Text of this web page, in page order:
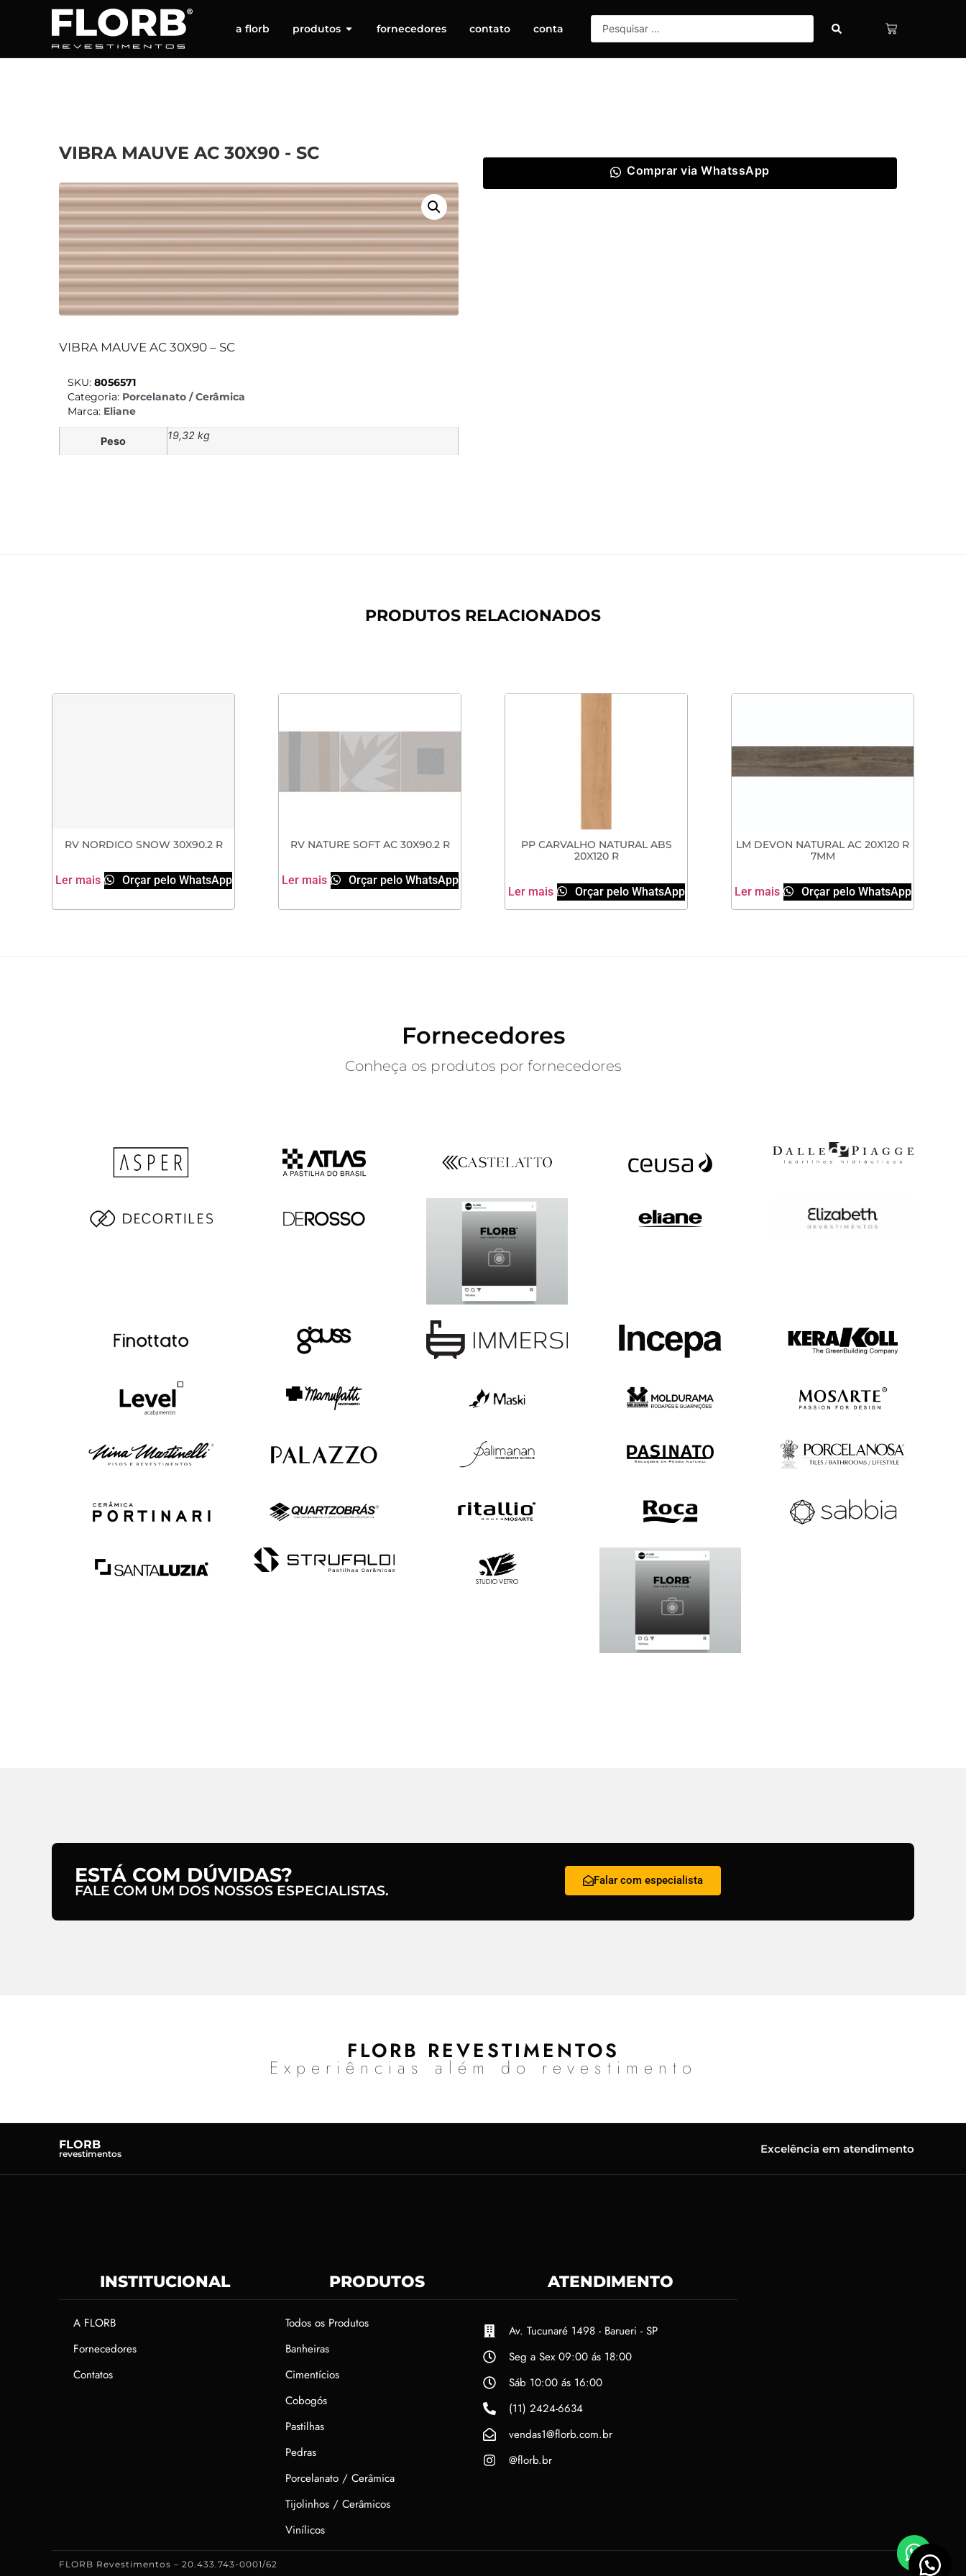
a florb produtos fornecedores contato conta
VIBRA MAUVE AC 30X90 - SC
VIBRA MAUVE AC 30X90 – SC
SKU: 8056571
Categoria: Porcelanato / Cerâmica
Marca: Eliane
Peso 19,32 kg
Comprar via WhatssApp
PRODUTOS RELACIONADOS
RV NORDICO SNOW 30X90.2 R
Ler mais Orçar pelo WhatsApp
RV NATURE SOFT AC 30X90.2 R
Ler mais Orçar pelo WhatsApp
PP CARVALHO NATURAL ABS
20X120 R
Ler mais Orçar pelo WhatsApp
LM DEVON NATURAL AC 20X120 R
7MM
Ler mais Orçar pelo WhatsApp
Fornecedores
Conheça os produtos por fornecedores
ESTÁ COM DÚVIDAS?
FALE COM UM DOS NOSSOS ESPECIALISTAS.
Falar com especialista
FLORB REVESTIMENTOS
Experiências além do revestimento
FLORB
revestimentos Excelência em atendimento
INSTITUCIONAL
A FLORB
Fornecedores
Contatos
PRODUTOS
Todos os Produtos
Banheiras
Cimentícios
Cobogós
Pastilhas
Pedras
Porcelanato / Cerâmica
Tijolinhos / Cerâmicos
Vinílicos
ATENDIMENTO
Av. Tucunaré 1498 - Barueri - SP
Seg a Sex 09:00 ás 18:00
Sáb 10:00 ás 16:00
(11) 2424-6634
vendas1@florb.com.br
@florb.br
FLORB Revestimentos – 20.433.743-0001/62